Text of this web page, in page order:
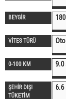
BEYGİR
VİTES TÜRÜ
0-100 KM 9.0
ŞEHİR DIŞI
TÜKETİM
6.6